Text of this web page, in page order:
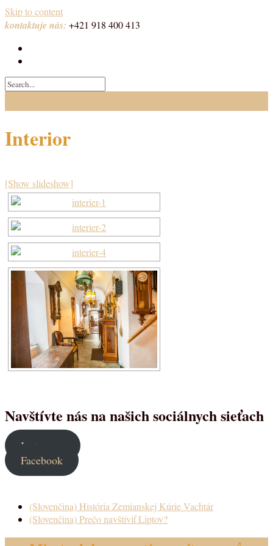
Skip to content
kontaktuje nás: +421 918 400 413
Interior
[Show slideshow]
Navštívte nás na našich sociálnych sieťach
Instagram
Facebook
(Slovenčina) História Zemianskej Kúrie Vachtár
(Slovenčina) Prečo navštíviť Liptov?